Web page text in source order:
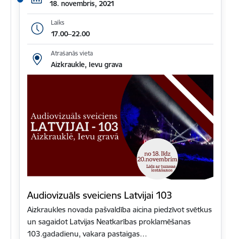
18. novembris, 2021
Laiks
17.00–22.00
Atrašanās vieta
Aizkraukle, Ievu grava
Audiovizuāls sveiciens Latvijai 103
Aizkraukles novada pašvaldība aicina piedzīvot svētkus
un sagaidot Latvijas Neatkarības proklamēšanas
103.gadadienu, vakara pastaigas…